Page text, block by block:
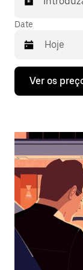
Date
Prima
tecla
interagir
o
calendário
selecionar
uma
data.
Prima
o
botão
Ver os